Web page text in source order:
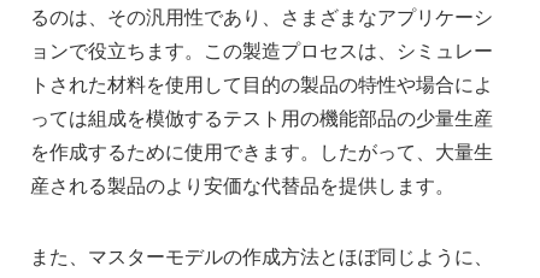
るのは、その汎用性であり、さまざまなアプリケーシ
ョンで役立ちます。この製造プロセスは、シミュレー
トされた材料を使用して目的の製品の特性や場合によ
っては組成を模倣するテスト用の機能部品の少量生産
を作成するために使用できます。したがって、大量生
産される製品のより安価な代替品を提供します。
また、マスターモデルの作成方法とほぼ同じように、